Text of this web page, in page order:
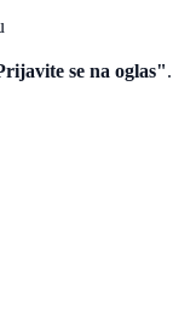
se na oglas".